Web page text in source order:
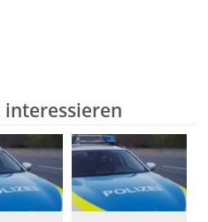
interessieren